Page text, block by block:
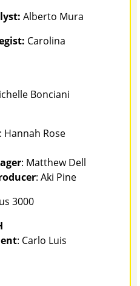
Alberto Mura
Carolina
Bonciani
Hannah Rose
: Matthew Dell
: Aki Pine
3000
: Carlo Luis